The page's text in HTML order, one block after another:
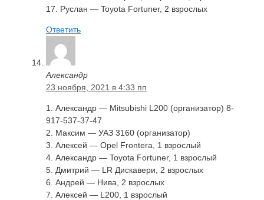
17. Руслан — Toyota Fortuner, 2 взрослых
Ответить
Александр
23 ноября, 2021 в 4:33 пп
1. Александр — Mitsubishi L200 (организатор) 8-
917-537-37-47
2. Максим — УАЗ 3160 (организатор)
3. Алексей — Opel Frontera, 1 взрослый
4. Александр — Toyota Fortuner, 1 взрослый
5. Дмитрий — LR Дискавери, 2 взрослых
6. Андрей — Нива, 2 взрослых
7. Алексей — L200, 1 взрослый